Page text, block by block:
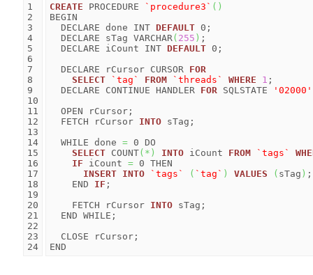
1
2
3
4
5
6
7
8
9
10
11
12
13
14
15
16
17
18
19
20
21
22
23
CREATE PROCEDURE `procedure3` ( )
BEGIN
  DECLARE done INT
DEFAULT 0;
  DECLARE sTag VARCHAR
( 255 ) ;
  DECLARE iCount INT
DEFAULT 0;
  DECLARE rCursor CURSOR
FOR
SELECT
`tag` FROM `threads` WHERE 1 ;
  DECLARE CONTINUE HANDLER
FOR SQLSTATE
'02000'
  OPEN rCursor;
  FETCH rCursor
INTO sTag;
  WHILE done
= 0 DO
SELECT COUNT( * ) INTO iCount FROM `tags`
IF iCount = 0 THEN
INSERT INTO `tags` ( `tag` ) VALUES ( sTag ) ;
    END
IF ;
    FETCH rCursor
INTO sTag;
  END WHILE;
  CLOSE rCursor;
END